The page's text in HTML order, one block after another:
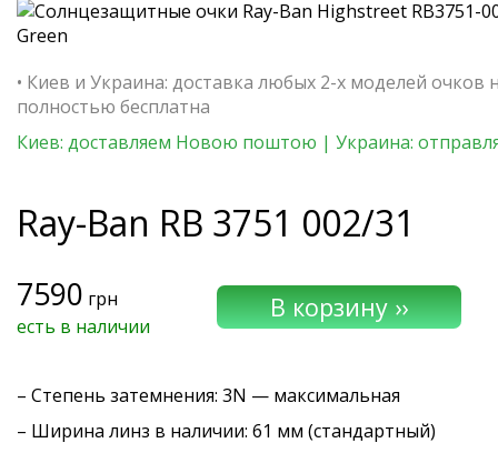
• Киев и Украина: доставка любых 2-х моделей очков
полностью бесплатна
Киев: доставляем Новою поштою | Украина:
Ray-Ban RB 3751 002/31
7590 грн
есть в наличии
– Степень затемнения: 3N — максимальная
– Ширина линз в наличии: 61 мм (стандартный)